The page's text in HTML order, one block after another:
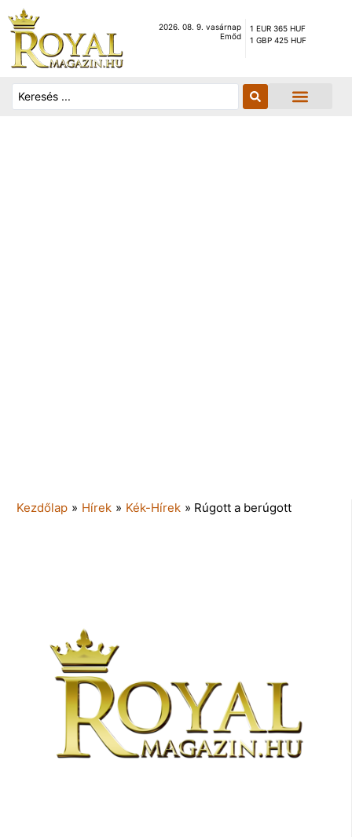
2026. 08. 9. vasárnap
Emőd
1 EUR 365 HUF
1 GBP 425 HUF
Kezdőlap » Hírek » Kék-Hírek » Rúgott a berúgott